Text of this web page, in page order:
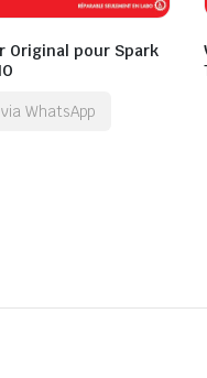
Original pour Spark
WhatsApp